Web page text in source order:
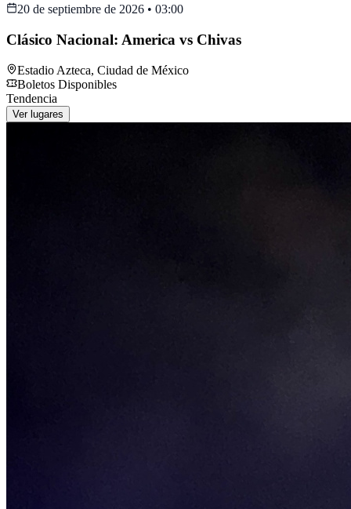
20 de septiembre de 2026 • 03:00
Clásico Nacional: America vs Chivas
Estadio Azteca, Ciudad de México
Boletos Disponibles
Tendencia
Ver lugares